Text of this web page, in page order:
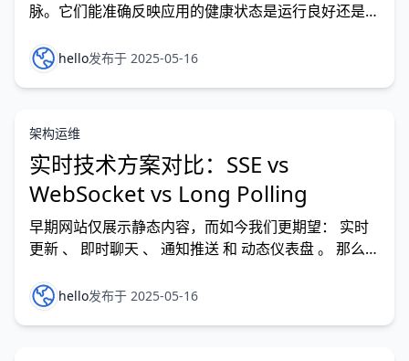
脉。它们能准确反映应用的健康状态是运行良好还是濒
Grafana，构建了一套强大的指标采集、存储与可视化
解决方案。 本文将指导您将Spring Boot应用打造成指
hello发布于 2025-05-16
架构运维
实时技术方案对比：SSE vs
WebSocket vs Long Polling
早期网站仅展示静态内容，而如今我们更期望： 实时
更新 、 即时聊天 、 通知推送 和 动态仪表盘 。 那么要
• SSE（Server-Sent Events） ：轻量级单向数据流 •
WebSocket ：双向全双工通信 • Long Polling（长轮
hello发布于 2025-05-16